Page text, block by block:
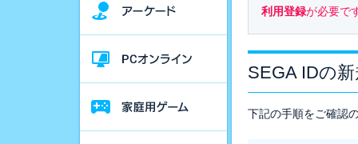
利用登録が必要で
SEGA IDの
下記の手順をご確認